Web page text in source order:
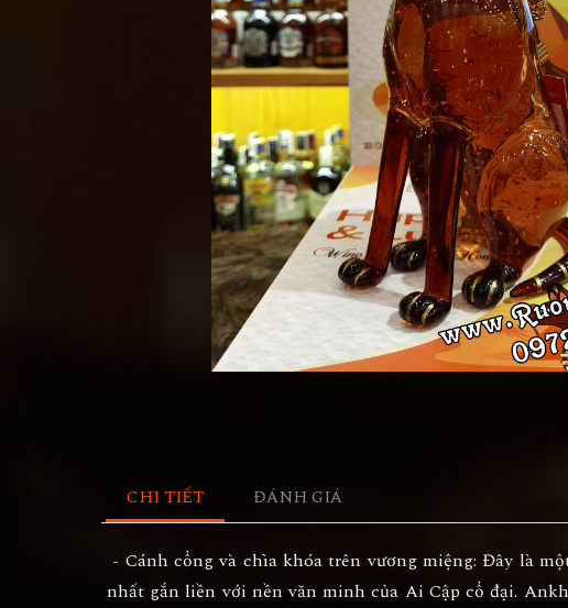
CHI TIẾT ĐÁNH GIÁ
- Cánh cổng và chìa khóa trên vương miệng: Đây là
nhất gắn liền với nền văn minh của Ai Cập cổ đại.